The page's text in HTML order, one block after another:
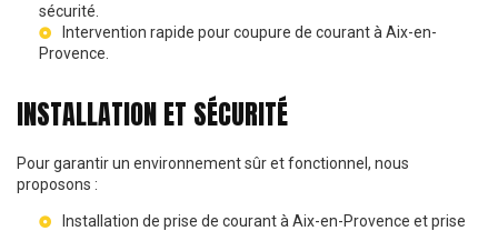
sécurité.
Intervention rapide pourcoupure de courant à Aix-en-
Provence
INSTALLATION ET SÉCURITÉ
Pour garantir un environnement sûr et fonctionnel, nous
proposons :
Installation de prise de courant à Aix-en-Provence etprise